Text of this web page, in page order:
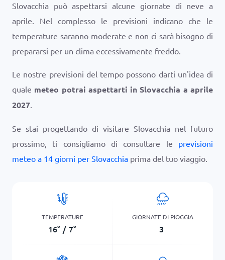
Slovacchia può aspettarsi alcune giornate di neve a
aprile. Nel complesso le previsioni indicano che le
temperature saranno moderate e non ci sarà bisogno di
prepararsi per un clima eccessivamente freddo.
Le nostre previsioni del tempo possono darti un'idea di
quale meteo potrai aspettarti in Slovacchia a aprile
2027.
Se stai progettando di visitare Slovacchia nel futuro
prossimo, ti consigliamo di consultare le previsioni
meteo a 14 giorni per Slovacchia prima del tuo viaggio.
TEMPERATURE
16° / 7°
GIORNATE DI PIOGGIA
3